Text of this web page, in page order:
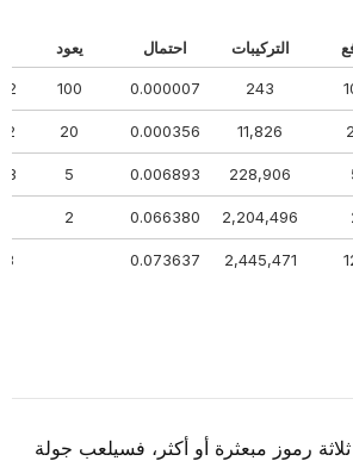
التركيبات احتمال يعود
243
0.000007
100
11,826
0.000356
20
228,906
0.006893
2,204,496
0.066380
2,445,471
0.073637
رموز مبعثرة أو أكثر، فسيلعب جولة